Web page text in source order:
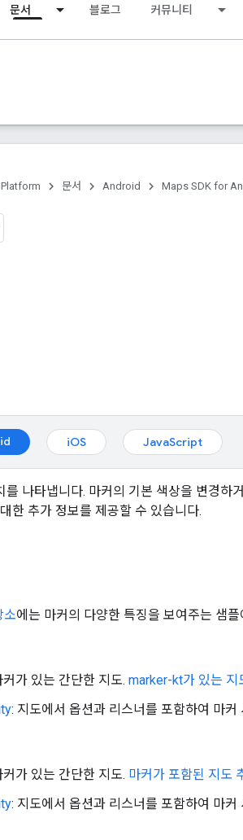
문서 블로그 커뮤니티
문서 Android Maps SDK for
iOS JavaScript
를 나타냅니다. 마커의 기본 색상을 변경
한 추가 정보를 제공할 수 있습니다.
소에는 마커의 다양한 특징을 보여주는 샘플
커가 있는 간단한 지도. marker-kt가 있는 지
: 지도에서 옵션과 리스너를 포함하여 마커
커가 있는 간단한 지도. 마커가 포함된 지도
: 지도에서 옵션과 리스너를 포함하여 마커